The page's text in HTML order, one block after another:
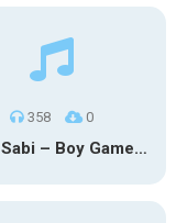
358 0
Terra Sabi – Boy Game X Marcia Cruz